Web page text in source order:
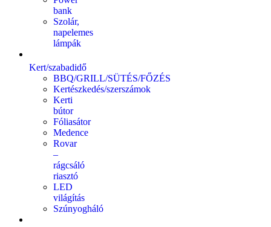
bank
Szolár,
napelemes
lámpák
Kert/szabadidő
BBQ/GRILL/SÜTÉS/FŐZÉS
Kertészkedés/szerszámok
Kerti
bútor
Fóliasátor
Medence
Rovar
–
rágcsáló
riasztó
LED
világítás
Szúnyogháló